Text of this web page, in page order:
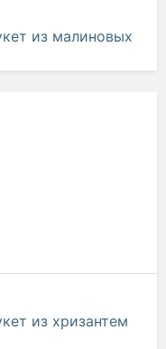
из малиновых
из хризантем